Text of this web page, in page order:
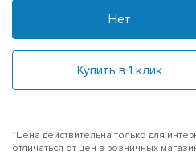
Нет
Купить в 1 клик
*Цена действительна только для
отличаться от цен в розничных